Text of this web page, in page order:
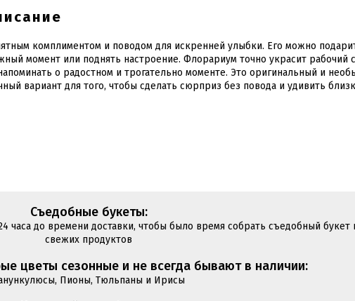
комплиментом и поводом для искренней улыбки. Его можно
момент или поднять настроение. Флорариум точно украсит рабочий
о радостном и трогательно моменте. Это оригинальный и
вариант для того, чтобы сделать сюрприз без повода и удивить
Съедобные букеты:
часа до времени доставки, чтобы было время собрать съедобный букет
свежих продуктов
цветы сезонные и не всегда бывают в наличии:
Пионы, Тюльпаны и Ирисы